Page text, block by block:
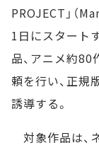
PROJECT」（
1日にスタート
品、アニメ約
頼を行い、正規
誘導する。
対象作品は、